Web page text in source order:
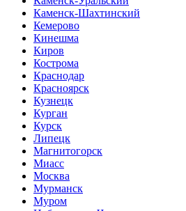
Каменск-Шахтинский
Кемерово
Кинешма
Киров
Кострома
Краснодар
Красноярск
Кузнецк
Курган
Курск
Липецк
Магнитогорск
Миасс
Москва
Мурманск
Муром